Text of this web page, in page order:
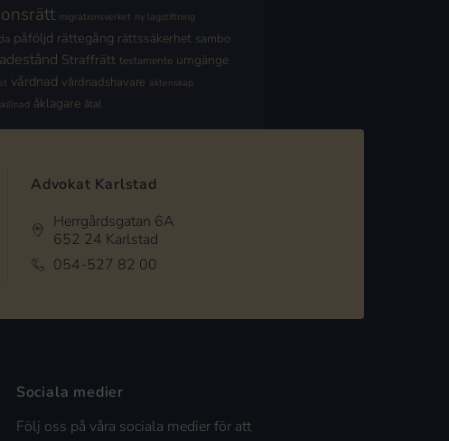
migrationsverket ny lagstiftning
påföljd rättegång rättssäkerhet sambo
Straffrätt testamente umgänge
vårdnad vårdnadshavare äktenskap
åklagare åtal
Advokat Karlstad
Herrgårdsgatan 6A
652 24 Karlstad
054-527 82 00
Sociala medier
Följ oss på våra sociala medier för att